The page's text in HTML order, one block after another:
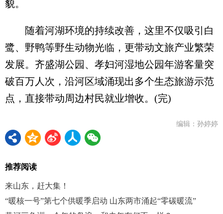
貌。
随着河湖环境的持续改善，这里不仅吸引白
鹭、野鸭等野生动物光临，更带动文旅产业繁荣
发展。齐盛湖公园、孝妇河湿地公园年游客量突
破百万人次，沿河区域涌现出多个生态旅游示范
点，直接带动周边村民就业增收。(完)
编辑：孙婷婷
推荐阅读
来山东，赶大集！
“暖核一号”第七个供暖季启动 山东两市涌起“零碳暖流”